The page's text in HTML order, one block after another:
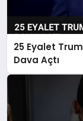
25 Eyalet
Dava Açtı